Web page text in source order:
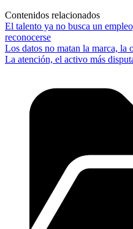
Contenidos relacionados
El talento ya no busca un
reconocerse
Los datos no matan la marca, la
La atención, el activo más